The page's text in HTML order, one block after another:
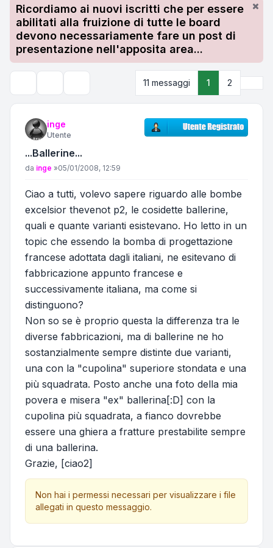
Ricordiamo ai nuovi iscritti che per essere
abilitati alla fruizione di tutte le board
devono necessariamente fare un post di
presentazione nell'apposita area...
11 messaggi 1 2
inge
Utente
...Ballerine...
Messaggio
da inge »05/01/2008, 12:59
Ciao a tutti, volevo sapere riguardo alle bombe
excelsior thevenot p2, le cosidette ballerine,
quali e quante varianti esistevano. Ho letto in un
topic che essendo la bomba di progettazione
francese adottata dagli italiani, ne esitevano di
fabbricazione appunto francese e
successivamente italiana, ma come si
distinguono?
Non so se è proprio questa la differenza tra le
diverse fabbricazioni, ma di ballerine ne ho
sostanzialmente sempre distinte due varianti,
una con la "cupolina" superiore stondata e una
più squadrata. Posto anche una foto della mia
povera e misera "ex" ballerina[:D] con la
cupolina più squadrata, a fianco dovrebbe
essere una ghiera a fratture prestabilite sempre
di una ballerina.
Grazie, [ciao2]
Non hai i permessi necessari per visualizzare i file
allegati in questo messaggio.